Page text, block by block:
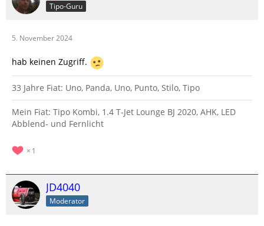
Tipo-Guru
5. November 2024
hab keinen Zugriff.
33 Jahre Fiat: Uno, Panda, Uno, Punto, Stilo, Tipo
Mein Fiat: Tipo Kombi, 1.4 T-Jet Lounge BJ 2020, AHK, LED
Abblend- und Fernlicht
1
JD4040
Moderator